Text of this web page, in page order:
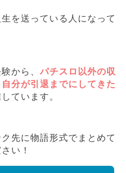
を送っている人になって
から、 パチスロ以外の収
分が引退までにしてきた
ています。
先に物語形式でまとめて
い！